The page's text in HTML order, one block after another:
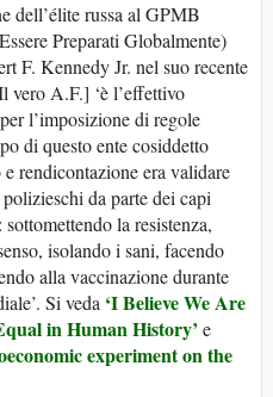
dell’élite russa al GPMB
Preparati Globalmente)
F. Kennedy Jr. nel suo recente
vero A.F.] ‘è l’effettivo
l’imposizione di regole
di questo ente cosiddetto
rendicontazione era validare
da parte dei capi
la resistenza,
isolando i sani, facendo
alla vaccinazione durante
Si veda ‘I Believe We Are
in Human History’ e
experiment on the